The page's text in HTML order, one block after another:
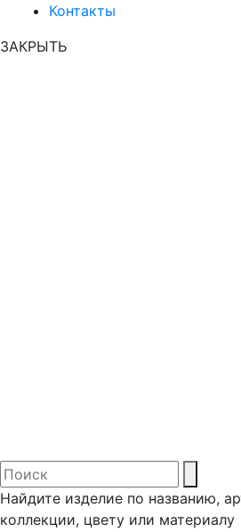
Контакты
ЗАКРЫТЬ
Найдите изделие по названию,
коллекции, цвету или материалу